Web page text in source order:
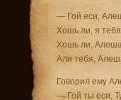
— Гой еси,
Хошь ли, я
Хошь ли,
Али тебя,
Говорил ему
— Гой ты еси,